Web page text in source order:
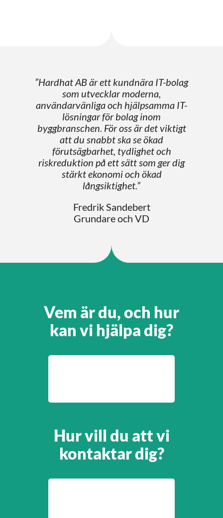
”Hardhat AB är ett kundnära IT-bolag
som utvecklar moderna,
användarvänliga och hjälpsamma IT-
lösningar för bolag inom
byggbranschen. För oss är det viktigt
att du snabbt ska se ökad
förutsägbarhet, tydlighet och
riskreduktion på ett sätt som ger dig
stärkt ekonomi och ökad
långsiktighet.”
Fredrik Sandebert
Grundare och VD
Vem är du, och hur
kan vi hjälpa dig?
Hur vill du att vi
kontaktar dig?